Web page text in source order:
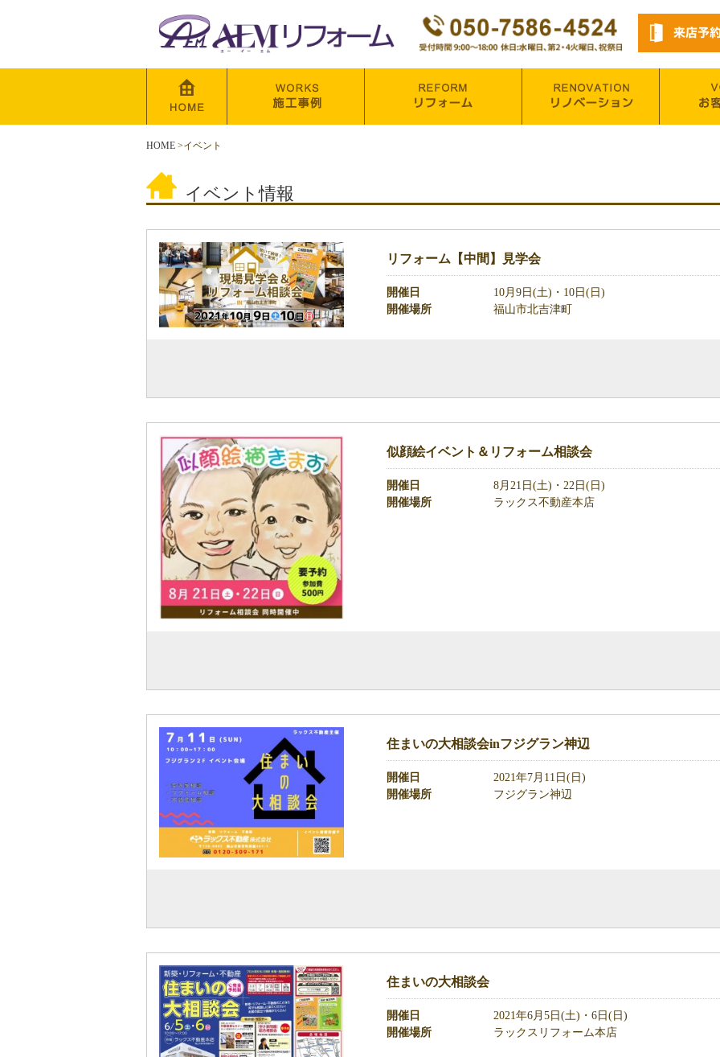
HOME >イベント
イベント情報
リフォーム【中間】見学会
開催日
10月9日(土)・10日(日)
開催場所
福山市北吉津町
似顔絵イベント＆リフォーム相談会
開催日
8月21日(土)・22日(日)
開催場所
ラックス不動産本店
住まいの大相談会inフジグラン神辺
開催日
2021年7月11日(日)
開催場所
フジグラン神辺
住まいの大相談会
開催日
2021年6月5日(土)・6日(日)
開催場所
ラックスリフォーム本店